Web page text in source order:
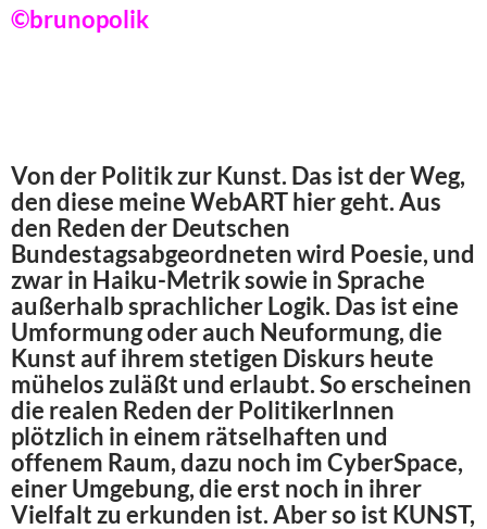
©brunopolik
Von der Politik zur Kunst. Das ist der Weg,
den diese meine WebART hier geht. Aus
den Reden der Deutschen
Bundestagsabgeordneten wird Poesie, und
zwar in Haiku-Metrik sowie in Sprache
außerhalb sprachlicher Logik. Das ist eine
Umformung oder auch Neuformung, die
Kunst auf ihrem stetigen Diskurs heute
mühelos zuläßt und erlaubt. So erscheinen
die realen Reden der PolitikerInnen
plötzlich in einem rätselhaften und
offenem Raum, dazu noch im CyberSpace,
einer Umgebung, die erst noch in ihrer
Vielfalt zu erkunden ist. Aber so ist KUNST,